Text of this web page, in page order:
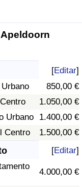
[Editar]
850,00 €
1.050,00 €
Urbano
1.400,00 €
Centro
1.500,00 €
[Editar]
4.000,00 €